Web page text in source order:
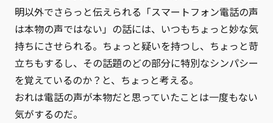
明以外でさらっと伝えられる「スマートフォン電話の声
は本物の声ではない」の話には、いつもちょっと妙な気
持ちにさせられる。ちょっと疑いを持つし、ちょっと苛
立ちもするし、その話題のどの部分に特別なシンパシー
を覚えているのか？と、ちょっと考える。
おれは電話の声が本物だと思っていたことは一度もない
気がするのだ。